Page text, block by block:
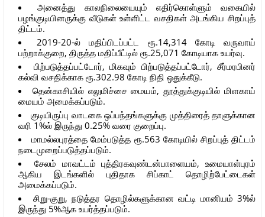
அனைத்து காலநிலையையும் எதிர்கொள்ளும் வகையில்
பழங்குடியினருக்கு வீடுகள் உள்ளிட்ட வசதிகள் அடங்கிய சிறப்புத்
திட்டம்.
2019-20-ல் மதிப்பிடப்பட்ட ரூ.14,314 கோடி வருவாய்
பற்றாக்குறை, திருத்த மதிப்பீட்டில் ரூ.25,071 கோடியாக உயர்வு.
பிற்படுத்தப்பட்டோர், மிகவும் பிற்படுத்தப்பட்டோர், சீர்மரபினர்
கல்வி வசதிக்காக ரூ.302.98 கோடி நிதி ஒதுக்கீடு.
தென்காசியில் எலுமிச்சை மையம், தூத்துக்குடியில் மிளகாய்
மையம் அமைக்கப்படும்.
குடியிருப்பு வாடகை ஒப்பந்தங்களுக்கு முத்திரைத் தாளுக்கான
வரி 1%ல் இருந்து 0.25% வரை குறைப்பு.
மாமல்லபுரத்தை மேம்படுத்த ரூ.563 கோடியில் சிறப்புத் திட்டம்
நடைமுறைப்படுத்தப்படும்.
சேலம் மாவட்டம் புத்திரகவுண்டன்பாளையம், உமையாள்புரம்
ஆகிய இடங்களில் புதிதாக சிப்காட் தொழிற்பேட்டைகள்
அமைக்கப்படும்.
சிறு-குறு, நடுத்தர தொழில்களுக்கான வட்டி மானியம் 3%ல்
இருந்து 5%ஆக உயர்த்தப்படும்.